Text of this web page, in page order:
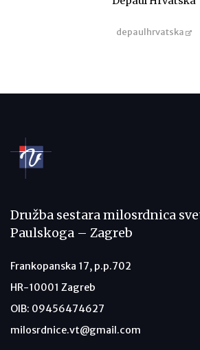
depaulhrvatska
Družba sestara milosrdnica
Paulskoga – Zagreb
Frankopanska 17, p.p.702
HR-10001 Zagreb
OIB: 09456474627
milosrdnice.vt@gmail.com